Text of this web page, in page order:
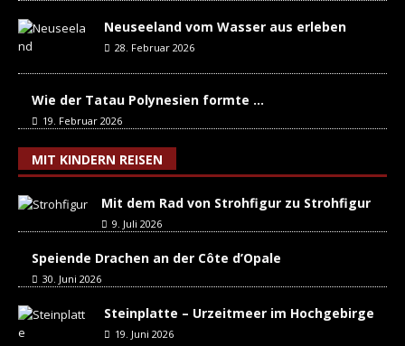
Neuseeland vom Wasser aus erleben
28. Februar 2026
Wie der Tatau Polynesien formte …
19. Februar 2026
MIT KINDERN REISEN
Mit dem Rad von Strohfigur zu Strohfigur
9. Juli 2026
Speiende Drachen an der Côte d’Opale
30. Juni 2026
Steinplatte – Urzeitmeer im Hochgebirge
19. Juni 2026